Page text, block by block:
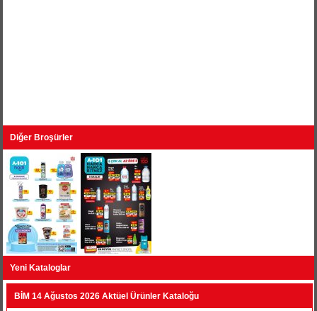
Diğer Broşürler
Yeni Kataloglar
BİM 14 Ağustos 2026 Aktüel Ürünler Kataloğu